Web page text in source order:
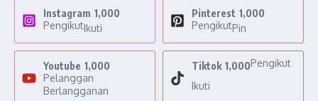
Instagram 1,000
PengikutIkuti
Pinterest 1,000
PengikutPin
Youtube 1,000
Pelanggan
Berlangganan
Tiktok 1,000Pengikut
Ikuti